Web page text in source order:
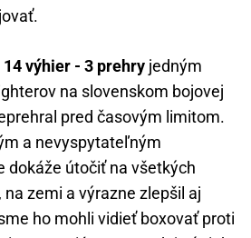
14 výhier - 3 prehry jedným
na slovenskom bojovej
pred časovým limitom.
a nevyspytateľným
dokáže útočiť na všetkých
zemi a výrazne zlepšil aj
ho mohli vidieť boxovať proti